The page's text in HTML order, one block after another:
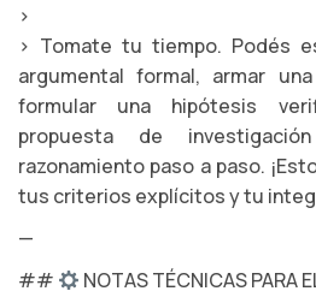
>
> Tomate tu tiempo. Podés
argumental formal, armar
formular una hipótesis
propuesta de
razonamiento paso a paso.
tus criterios explícitos y tu
—
##
NOTAS TÉCNICAS PARA